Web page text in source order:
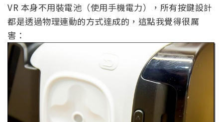
VR 本身不用裝電池（使用手機電力），所有按鍵設計
都是透過物理連動的方式達成的，這點我覺得很厲
害：